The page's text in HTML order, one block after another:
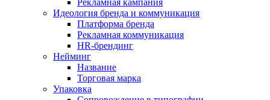
Рекламная кампания
Идеология бренда и коммуникация
Платформа бренда
Рекламная коммуникация
HR-брендинг
Нейминг
Название
Торговая марка
Упаковка